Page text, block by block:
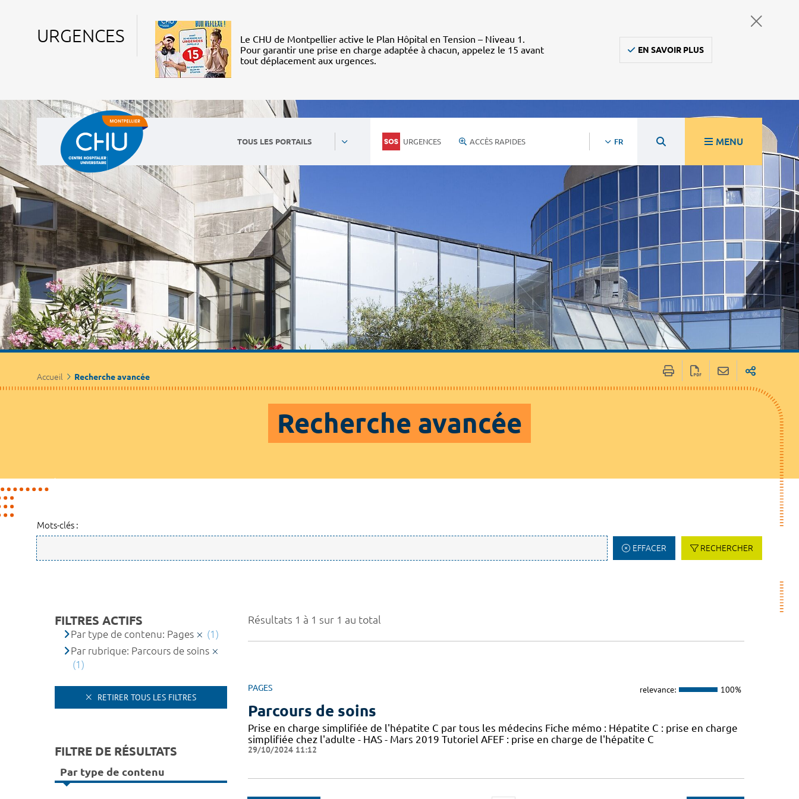
URGENCES
Le CHU de Montpellier active le Plan Hôpital en Tension – Niveau 1.
Pour garantir une prise en charge adaptée à chacun, appelez le 15 avant
tout déplacement aux urgences.
EN SAVOIR PLUS
TOUS LES PORTAILS URGENCES ACCÈS RAPIDES FR MENU
Accueil Recherche avancée
Recherche avancée
Mots-clés :
EFFACER RECHERCHER
Résultats 1 à 1 sur 1 au total
PAGES relevance: 100%
Parcours de soins
Prise en charge simplifiée de l'hépatite C par tous les médecins Fiche mémo : Hépatite C : prise en charge
simplifiée chez l'adulte - HAS - Mars 2019 Tutoriel AFEF : prise en charge de l'hépatite C
29/10/2024 11:12
FILTRES ACTIFS
Par type de contenu: Pages
(1)
Par rubrique: Parcours de soins
(1)
RETIRER TOUS LES FILTRES
FILTRE DE RÉSULTATS
Par type de contenu